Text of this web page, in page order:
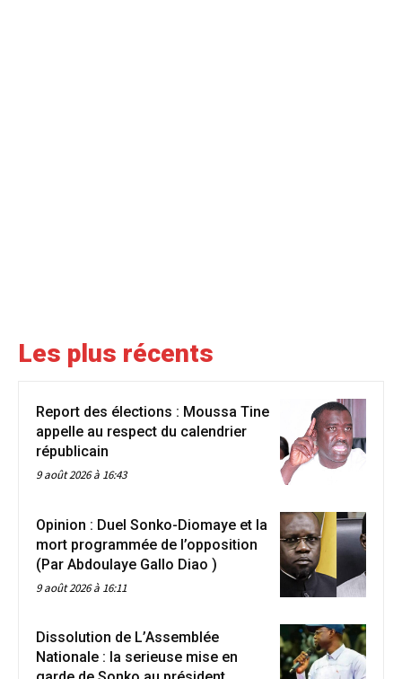
Les plus récents
Report des élections : Moussa Tine
appelle au respect du calendrier
républicain
9 août 2026 à 16:43
Opinion : Duel Sonko-Diomaye et la
mort programmée de l’opposition
(Par Abdoulaye Gallo Diao )
9 août 2026 à 16:11
Dissolution de L’Assemblée
Nationale : la serieuse mise en